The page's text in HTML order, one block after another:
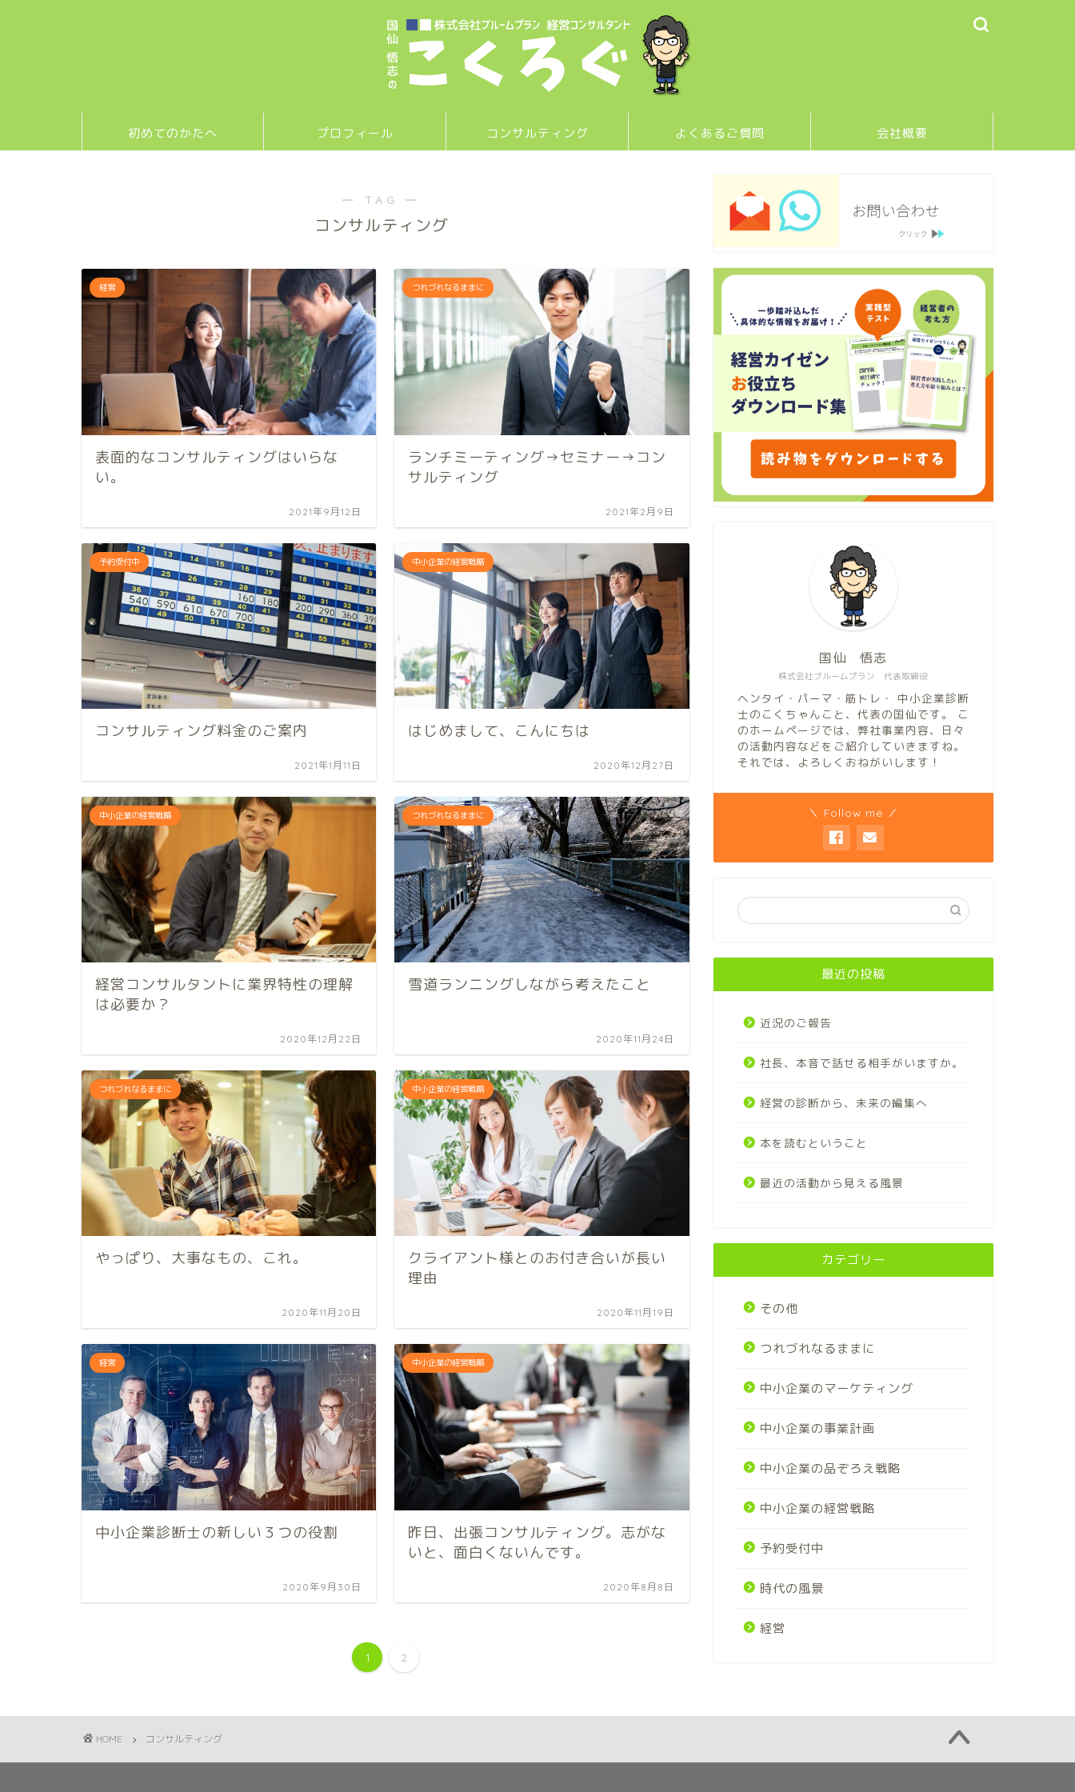
初めてのかたへ プロフィール コンサルティング よくあるご質問 会社概要
― TAG ―
コンサルティング
経営
表面的なコンサルティングはいらな
い。
2021年9月12日
つれづれなるままに
ランチミーティング→セミナー→コン
サルティング
2021年2月9日
予約受付中
コンサルティング料金のご案内
2021年1月11日
中小企業の経営戦略
はじめまして、こんにちは
2020年12月27日
中小企業の経営戦略
経営コンサルタントに業界特性の理解
は必要か？
2020年12月22日
つれづれなるままに
雪道ランニングしながら考えたこと
2020年11月24日
つれづれなるままに
やっぱり、大事なもの、これ。
2020年11月20日
中小企業の経営戦略
クライアント様とのお付き合いが長い
理由
2020年11月19日
経営
中小企業診断士の新しい３つの役割
2020年9月30日
中小企業の経営戦略
昨日、出張コンサルティング。志がな
いと、面白くないんです。
2020年8月8日
1 2
株式会社ブルームプラン 代表取締役
国仙 悟志
ヘンタイ・パーマ・筋トレ・ 中小企業診断
士のこくちゃんこと、代表の国仙です。 こ
のホームページでは、弊社事業内容、日々
の活動内容などをご紹介していきますね。
それでは、よろしくおねがいします！
＼ Follow me ／
最近の投稿
近況のご報告
社長、本音で話せる相手がいますか。
経営の診断から、未来の編集へ
本を読むということ
最近の活動から見える風景
カテゴリー
その他
つれづれなるままに
中小企業のマーケティング
中小企業の事業計画
中小企業の品ぞろえ戦略
中小企業の経営戦略
予約受付中
時代の風景
経営
HOME コンサルティング